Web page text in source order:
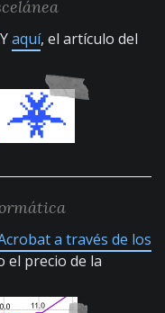
Yaquí, el artículo del
a través de los
el precio de la